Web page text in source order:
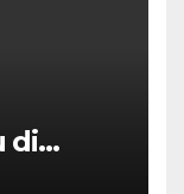
di